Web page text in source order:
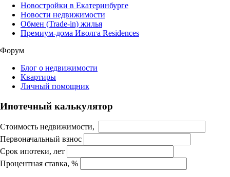
Новостройки в Екатеринбурге
Новости недвижимости
Обмен (Trade-in) жилья
Премиум-дома Иволга Residences
Форум
Блог о недвижимости
Квартиры
Личный помощник
Ипотечный калькулятор
Стоимость недвижимости,
Первоначальный взнос
Срок ипотеки, лет
Процентная ставка, %